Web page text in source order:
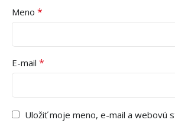
Meno *
E-mail *
Uložiť moje meno, e-mail a webovú